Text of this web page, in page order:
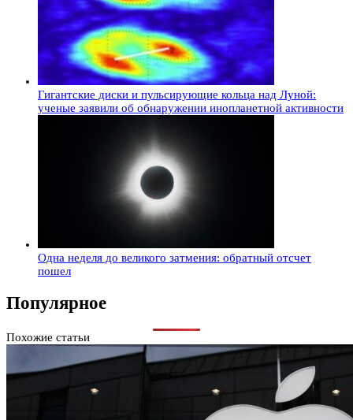
Гигантские диски и пульсирующие кольца над Луной:
ученые заявили об обнаружении инопланетной активности
Одна неделя до великого затмения: обратный отсчет
пошел
Популярное
Похожие статьи